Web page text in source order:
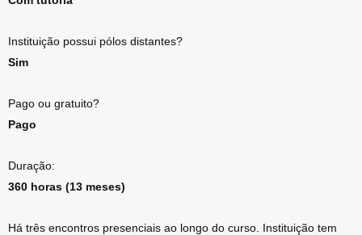
Instituição possui pólos distantes?
Sim
Pago ou gratuito?
Pago
Duração:
360 horas (13 meses)
Há três encontros presenciais ao longo do curso. Instituição tem